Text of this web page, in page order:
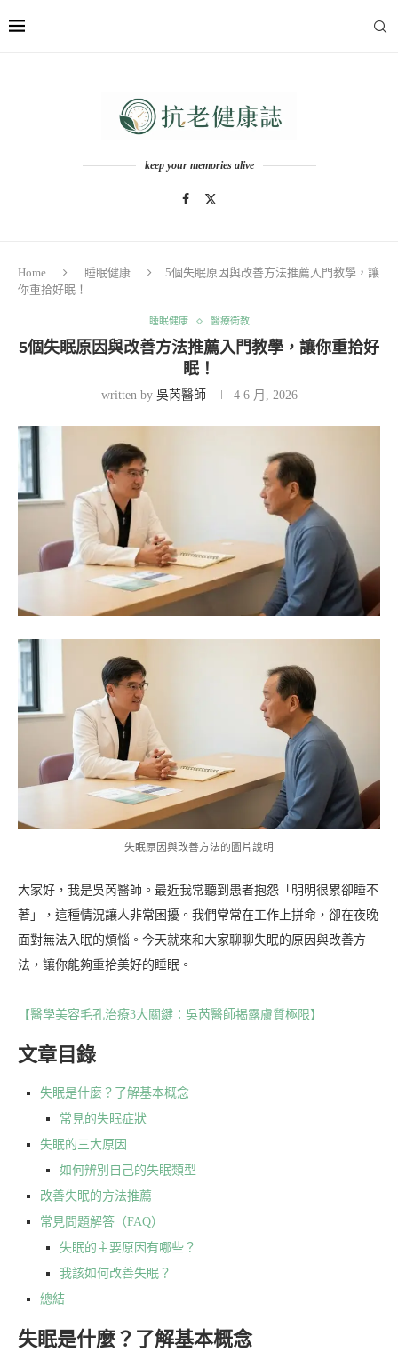
keep your memories alive
Home 睡眠健康
5個失眠原因與改善方法推薦入門教學，讓
你重拾好眠！
睡眠健康 醫療衛教
5個失眠原因與改善方法推薦入門教學，讓你重拾好
眠！
written by 吳芮醫師 4 6 月, 2026
失眠原因與改善方法的圖片說明
大家好，我是吳芮醫師。最近我常聽到患者抱怨「明明很累卻睡不
著」，這種情況讓人非常困擾。我們常常在工作上拼命，卻在夜晚
面對無法入眠的煩惱。今天就來和大家聊聊失眠的原因與改善方
法，讓你能夠重拾美好的睡眠。
【醫學美容毛孔治療3大關鍵：吳芮醫師揭露膚質極限】
文章目錄
失眠是什麼？了解基本概念
常見的失眠症狀
失眠的三大原因
如何辨別自己的失眠類型
改善失眠的方法推薦
常見問題解答（FAQ）
失眠的主要原因有哪些？
我該如何改善失眠？
總結
失眠是什麼？了解基本概念